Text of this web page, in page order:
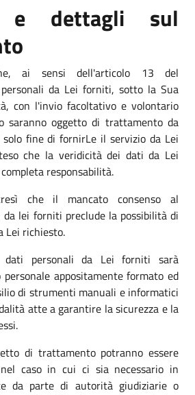
e dettagli sul
ai sensi dell'articolo 13 del
da Lei forniti, sotto la Sua
con l'invio facoltativo e volontario
saranno oggetto di trattamento da
fine di fornirLe il servizio da Lei
che la veridicità dei dati da Lei
responsabilità.
che il mancato consenso al
lei forniti preclude la possibilità di
Lei richiesto.
personali da Lei forniti sarà
appositamente formato ed
di strumenti manuali e informatici
atte a garantire la sicurezza e la
di trattamento potranno essere
caso in cui ci sia necessario in
da parte di autorità giudiziarie o